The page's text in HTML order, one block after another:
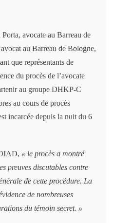
avocate au Barreau de
au Barreau de Bologne,
que représentants de
du procès de l’avocate
au groupe DHKP-C
au cours de procès
incarcée depuis la nuit du 6
« le procès a montré
preuves discutables contre
de cette procédure. La
de nombreuses
du témoin secret. »